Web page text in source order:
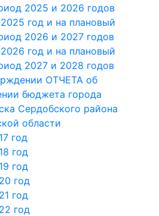
2025 и 2026 годов
год и на плановый
2026 и 2027 годов
год и на плановый
2027 и 2028 годов
ОТЧЕТА об
бюджета города
Сердобского района
области
год
год
год
год
год
год